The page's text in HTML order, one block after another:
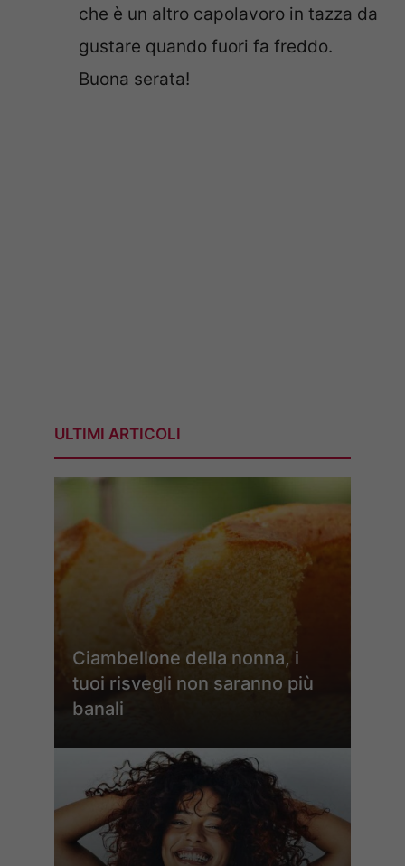
che è un altro capolavoro in tazza da
gustare quando fuori fa freddo.
Buona serata!
ULTIMI ARTICOLI
Ciambellone della nonna, i
tuoi risvegli non saranno più
banali